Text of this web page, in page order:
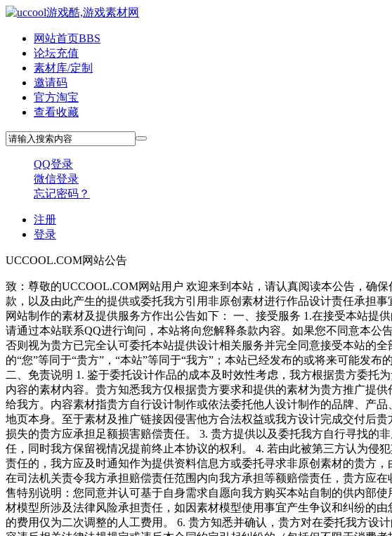
网站首页BBS
论坛充值
素材库/定制
邀请码
官方淘宝
查看收藏
QQ登录
微信登录
忘记密码？
注册
登录
UCCOOL.COM网站公告
致：尊敬的UCCOOL.COM网站用户 欢迎来到本站，请认真阅读本公告，确
款，以及由此产生的提供或委托我方引用非原创素材进行作品设计责任承担
网站制作的素材及提供服务方作出公告如下： 一、接受服务 1.在接受本站提
请通过本站联系QQ进行询问，本站将向您解释条款内容。如果您不同意本公
否则视为贵方已完全认可委托本站提供设计相关服务并完全同意接受本站的
的“您”等同于“贵方”，“本站”等同于“我方”；本站已经发布的或将来可能发
二、免责说明 1. 鉴于委托设计作品的成本及时效性考虑，我方根据贵方委托
内容的素材内容。贵方知悉我方仅根据贵方要求和提供的素材为贵方推广提
给我方。内容素材指贵方自行设计制作或依法委托他人设计制作的品牌、产
地页本身。至于素材及推广链接因侵害他方合法权益或我方设计完成交付后
损失的贵方应承担足额损害赔偿责任。 3. 贵方提供以及委托我方自行寻找的
任，同时我方保留视情况提前终止本协议的权利。 4. 若由此被第三方认为侵
责任的，我方应及时通知作为提供资料信息方或委托寻求非原创素材的贵方
在司法机关责令我方承担赔偿责任范围内向我方承担等额赔偿责任，贵方应
售特别说明：您同意并认可基于自身需求自愿向我方购买本站自制的供内部
材模型所涉及法律风险承担责任，如因素材模型使用事宜产生争议和纠纷的
的费用仅为二次调整的人工费用。 6. 贵方知悉并确认，贵方对在委托我方设